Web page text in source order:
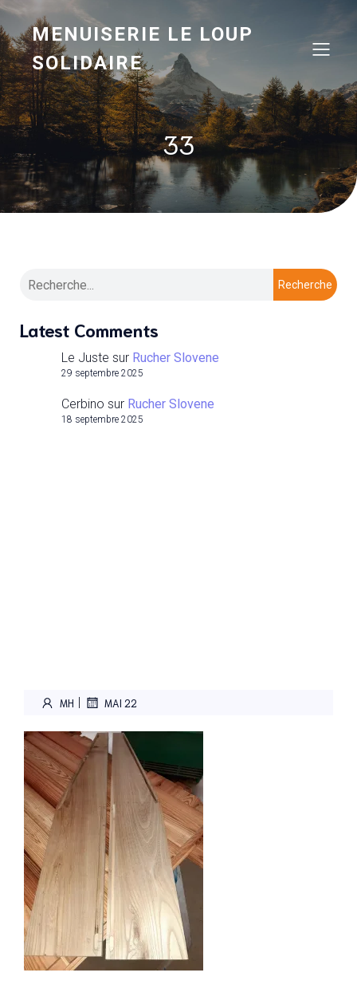
MENUISERIE LE LOUP
SOLIDAIRE
33
Recherche
Latest Comments
Le Juste sur Rucher Slovene
29 septembre 2025
Cerbino sur Rucher Slovene
18 septembre 2025
MH | MAI 22